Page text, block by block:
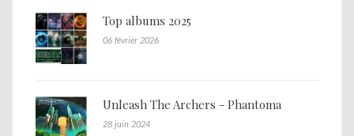
Top albums 2025
06 février 2026
Unleash The Archers - Phantoma
28 juin 2024